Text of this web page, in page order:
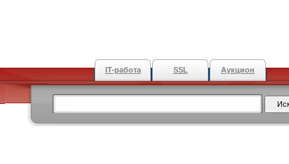
IT-работа SSL Аукцион